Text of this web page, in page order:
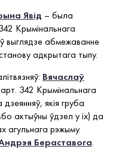
Явід – была
Крымінальнага
выглядзе абмежаванне
адкрытага тыпу.
Вячаслаў
342 Крымінальнага
якія груба
актыўны ўдзел у іх) да
агульнага рэжыму.
Бераставога.